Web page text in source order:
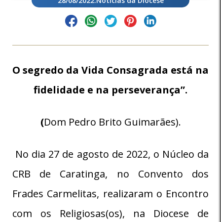
O segredo da Vida Consagrada está na
fidelidade e na perseverança”.
(Dom Pedro Brito Guimarães).
No dia 27 de agosto de 2022, o Núcleo da
CRB de Caratinga, no Convento dos
Frades Carmelitas, realizaram o Encontro
com os Religiosas(os), na Diocese de